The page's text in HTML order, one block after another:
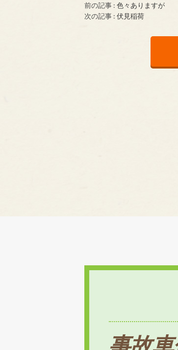
前の記事 : 色々ありますが
次の記事 : 伏見稲荷
事故